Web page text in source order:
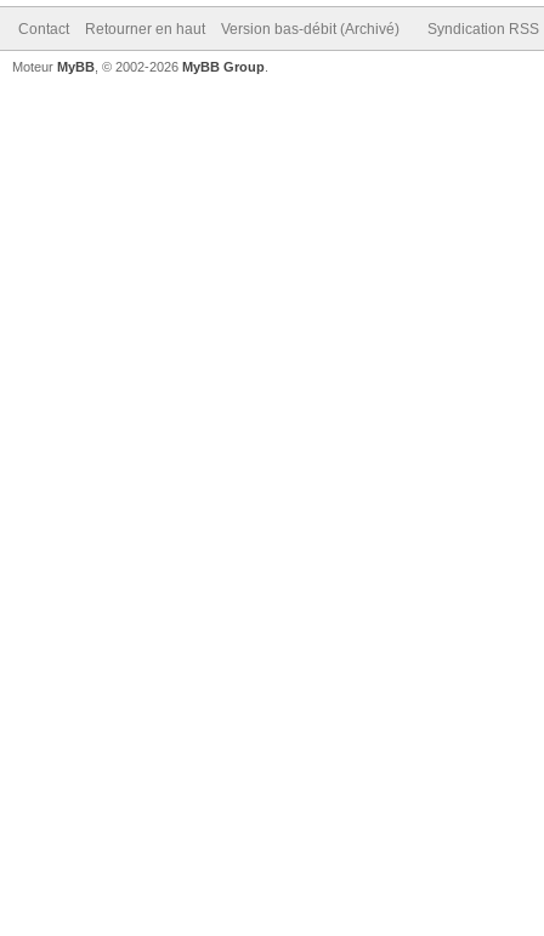
Contact Retourner en haut Version bas-débit (Archivé) Syndication RSS
Moteur MyBB , © 2002-2026 MyBB Group